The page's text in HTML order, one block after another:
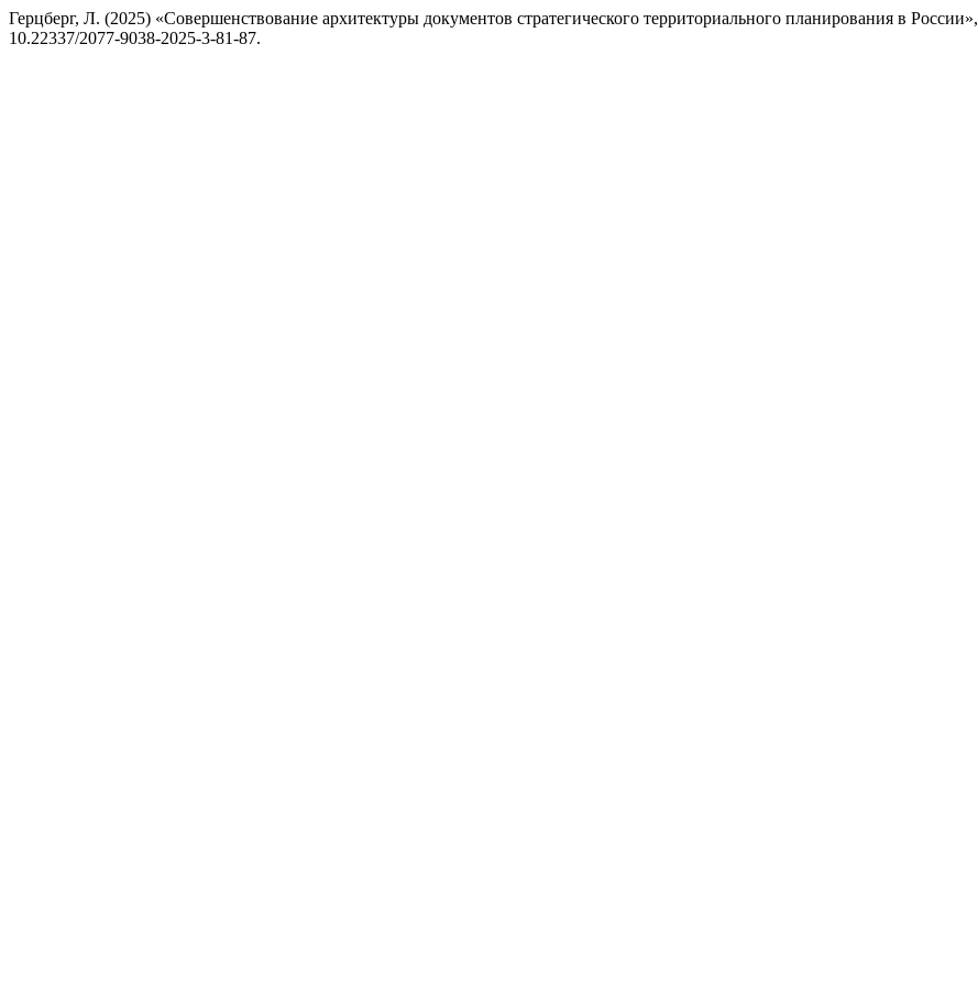
Герцберг, Л. (2025) «Совершенствование архитектуры документов стратегического территориального планирования в России»,
10.22337/2077-9038-2025-3-81-87.